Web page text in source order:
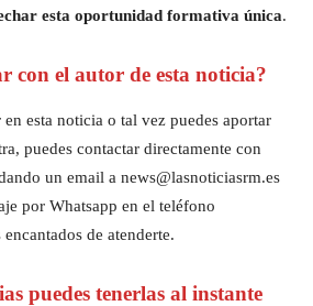
esta oportunidad formativa única.
con el autor de esta noticia?
esta noticia o tal vez puedes aportar
puedes contactar directamente con
un email a news@lasnoticiasrm.es
por Whatsapp en el teléfono
de atenderte.
puedes tenerlas al instante